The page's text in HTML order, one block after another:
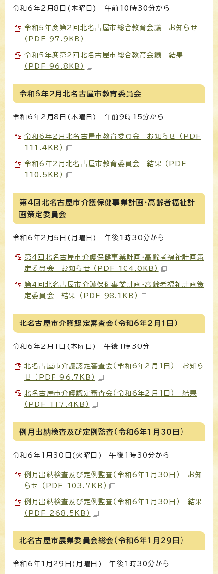
令和6年2月8日(木曜日) 午前10時30分から
令和5年度第2回北名古屋市総合教育会議 お知らせ
（PDF 97.9KB）
令和5年度第2回北名古屋市総合教育会議 結果
（PDF 96.8KB）
令和6年2月北名古屋市教育委員会
令和6年2月8日(木曜日) 午前9時15分から
令和6年2月北名古屋市教育委員会 お知らせ （PDF
111.4KB）
令和6年2月北名古屋市教育委員会 結果 （PDF
110.5KB）
第4回北名古屋市介護保健事業計画・高齢者福祉計
画策定委員会
令和6年2月5日(月曜日) 午後1時30分から
第4回北名古屋市介護保健事業計画・高齢者福祉計画策
定委員会 お知らせ （PDF 104.0KB）
第4回北名古屋市介護保健事業計画・高齢者福祉計画策
定委員会 結果 （PDF 98.1KB）
北名古屋市介護認定審査会（令和6年2月1日）
令和6年2月1日(木曜日) 午後1時30分
北名古屋市介護認定審査会（令和6年2月1日） お知ら
せ （PDF 96.7KB）
北名古屋市介護認定審査会（令和6年2月1日） 結果
（PDF 117.4KB）
例月出納検査及び定例監査（令和6年1月30日）
令和6年1月30日(火曜日) 午後1時30分から
例月出納検査及び定例監査（令和6年1月30日） お知
らせ （PDF 103.7KB）
例月出納検査及び定例監査（令和6年1月30日） 結果
（PDF 268.5KB）
北名古屋市農業委員会総会（令和6年1月29日）
令和6年1月29日(月曜日) 午後1時30分から